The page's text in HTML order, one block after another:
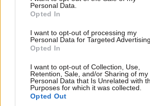
Personal Data.
Opted In
I want to opt-out of processing my
Personal Data for Targeted Advertising.
Opted In
I want to opt-out of Collection, Use,
Retention, Sale, and/or Sharing of my
Personal Data that Is Unrelated with
Purposes for which it was collected.
Opted Out
🤮🤮🤮🤮🤮🤮🤮🤮
Απαντήστε